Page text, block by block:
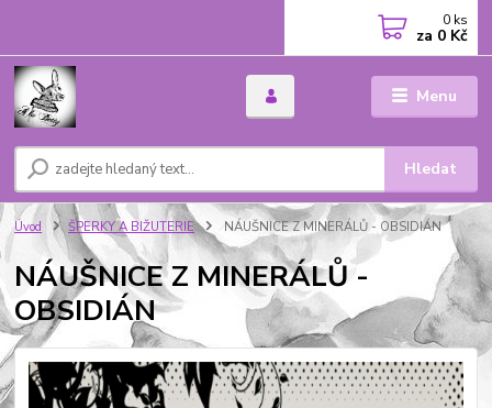
Menu
Hledat
0 ks
za 0 Kč
Úvod ŠPERKY A BIŽUTERIE NÁUŠNICE Z MINERÁLŮ - OBSIDIÁN
NÁUŠNICE Z MINERÁLŮ -
OBSIDIÁN